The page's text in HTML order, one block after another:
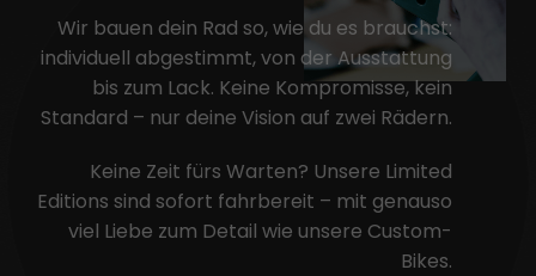
Wir bauen dein Rad so, wie du es brauchst:
individuell abgestimmt, von der Ausstattung
bis zum Lack. Keine Kompromisse, kein
Standard – nur deine Vision auf zwei Rädern.
Keine Zeit fürs Warten? Unsere Limited
Editions sind sofort fahrbereit – mit genauso
viel Liebe zum Detail wie unsere Custom-
Bikes.